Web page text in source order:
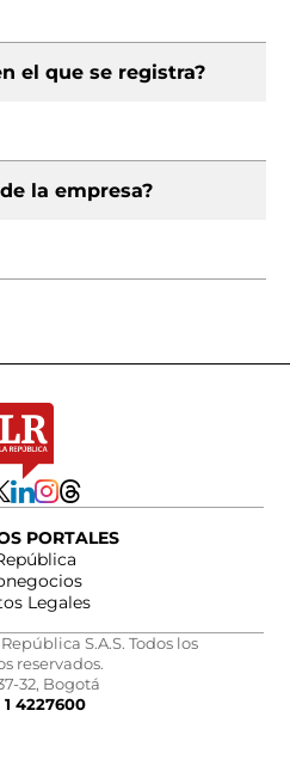
el que se registra?
la empresa?
PORTALES
Legales
S.A.S. Todos los
reservados.
32, Bogotá
1 4227600